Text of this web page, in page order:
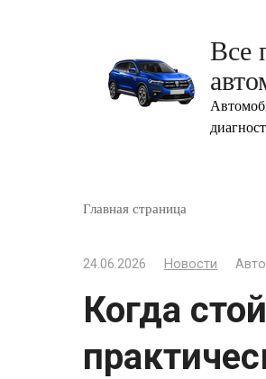
Все
Главная страница
24.06.2026 Новости
Когда